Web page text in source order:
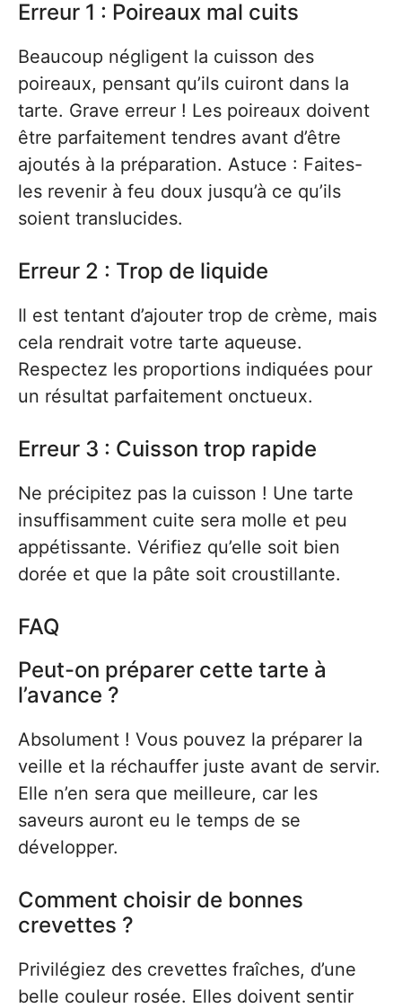
Erreur 1 : Poireaux mal cuits
Beaucoup négligent la cuisson des
poireaux, pensant qu’ils cuiront dans la
tarte. Grave erreur ! Les poireaux doivent
être parfaitement tendres avant d’être
ajoutés à la préparation. Astuce : Faites-
les revenir à feu doux jusqu’à ce qu’ils
soient translucides.
Erreur 2 : Trop de liquide
Il est tentant d’ajouter trop de crème, mais
cela rendrait votre tarte aqueuse.
Respectez les proportions indiquées pour
un résultat parfaitement onctueux.
Erreur 3 : Cuisson trop rapide
Ne précipitez pas la cuisson ! Une tarte
insuffisamment cuite sera molle et peu
appétissante. Vérifiez qu’elle soit bien
dorée et que la pâte soit croustillante.
FAQ
Peut-on préparer cette tarte à
l’avance ?
Absolument ! Vous pouvez la préparer la
veille et la réchauffer juste avant de servir.
Elle n’en sera que meilleure, car les
saveurs auront eu le temps de se
développer.
Comment choisir de bonnes
crevettes ?
Privilégiez des crevettes fraîches, d’une
belle couleur rosée. Elles doivent sentir